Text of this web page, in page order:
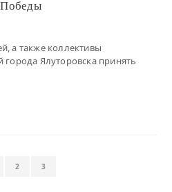
Победы
а также коллективы
Ялуторовска принять
2 3